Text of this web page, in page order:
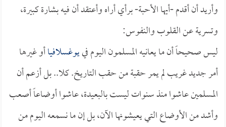
وأريد أن أقدم -أيها الأحبة- برأي أراه وأعتقد أن فيه بشارة كبيرة،
وتسرية عن القلوب والنفوس:
ليس صحيحاً أن ما يعانيه المسلمون اليوم فييوغسلافياأو غيرها
أمر جديد غريب لم يمر حقبة من حقب التاريخ. كلا.. بل أزعم أن
المسلمين عاشوا منذ سنوات ليست بالبعيدة، عاشوا أوضاعاً أصعب
وأشد من الأوضاع التي يعيشونها الآن، بل إن ما نسمعه اليوم من